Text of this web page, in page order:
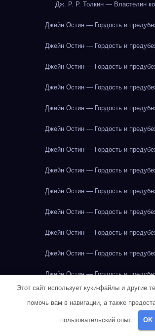
Дж. Р. Р. Толкин — Властелин
Джейн Остин — Гордость и
Джейн Остин — Гордость и
Джейн Остин — Гордость и
Джейн Остин — Гордость и
Джейн Остин — Гордость и
Джейн Остин — Гордость и
Джейн Остин — Гордость и
Джейн Остин — Гордость и
Джейн Остин — Гордость и
Джейн Остин — Гордость и
Джейн Остин — Гордость и
Джейн Остин — Гордость и
Джейн Остин — Гордость и
Этот сайт использует куки-файлы и другие
помочь вам в навигации, а также
пользовательский опыт. OK